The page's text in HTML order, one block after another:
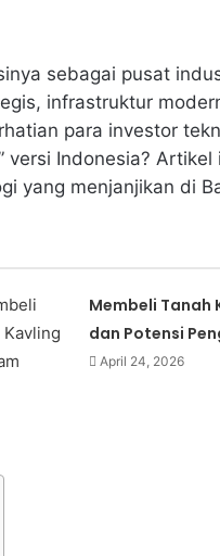
sebagai pusat
infrastruktur
para investor
versi Indonesia? Artikel
yang menjanjikan di
Membeli Tanah
dan Potensi
April 24, 2026